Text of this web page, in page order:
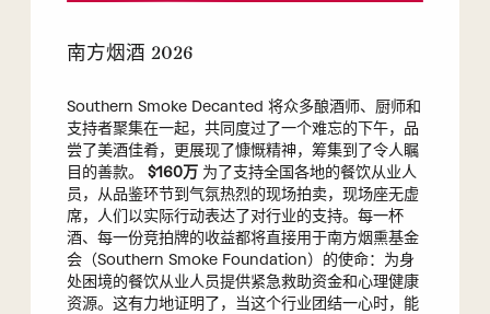
南方烟酒 2026
Southern Smoke Decanted 将众多酿酒师、厨师和
支持者聚集在一起，共同度过了一个难忘的下午，品
尝了美酒佳肴，更展现了慷慨精神，筹集到了令人瞩
目的善款。 $160万为了支持全国各地的餐饮从业人
员，从品鉴环节到气氛热烈的现场拍卖，现场座无虚
席，人们以实际行动表达了对行业的支持。每一杯
酒、每一份竞拍牌的收益都将直接用于南方烟熏基金
会（Southern Smoke Foundation）的使命：为身
处困境的餐饮从业人员提供紧急救助资金和心理健康
资源。这有力地证明了，当这个行业团结一心时，能